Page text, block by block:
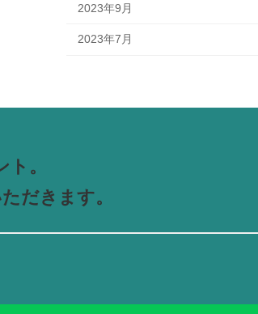
2023年9月
2023年7月
。
だきます。